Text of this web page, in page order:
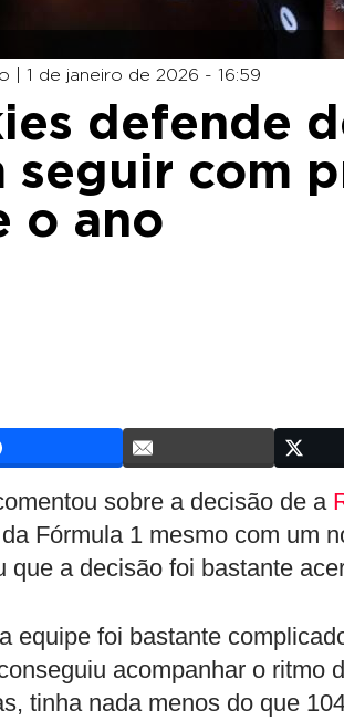
| 1 de janeiro de 2026 - 16:59
defende
seguir com
o ano
sobre a decisão de a
Fórmula 1 mesmo com um
que a decisão foi bastante
equipe foi bastante
acompanhar o ritmo
tinha nada menos do que